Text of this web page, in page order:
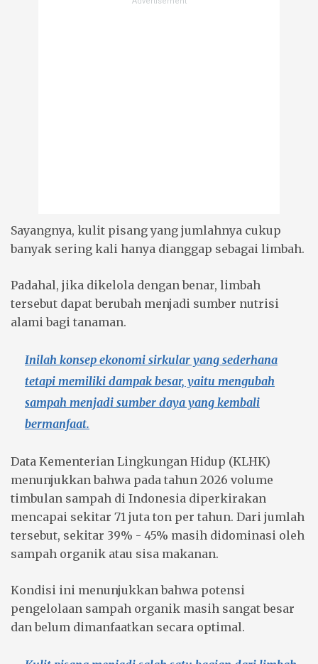
Sayangnya, kulit pisang yang jumlahnya cukup
banyak sering kali hanya dianggap sebagai limbah.
Padahal, jika dikelola dengan benar, limbah
tersebut dapat berubah menjadi sumber nutrisi
alami bagi tanaman.
Inilah konsep ekonomi sirkular yang sederhana
tetapi memiliki dampak besar, yaitu mengubah
sampah menjadi sumber daya yang kembali
bermanfaat.
Data Kementerian Lingkungan Hidup (KLHK)
menunjukkan bahwa pada tahun 2026 volume
timbulan sampah di Indonesia diperkirakan
mencapai sekitar 71 juta ton per tahun. Dari jumlah
tersebut, sekitar 39% - 45% masih didominasi oleh
sampah organik atau sisa makanan.
Kondisi ini menunjukkan bahwa potensi
pengelolaan sampah organik masih sangat besar
dan belum dimanfaatkan secara optimal.